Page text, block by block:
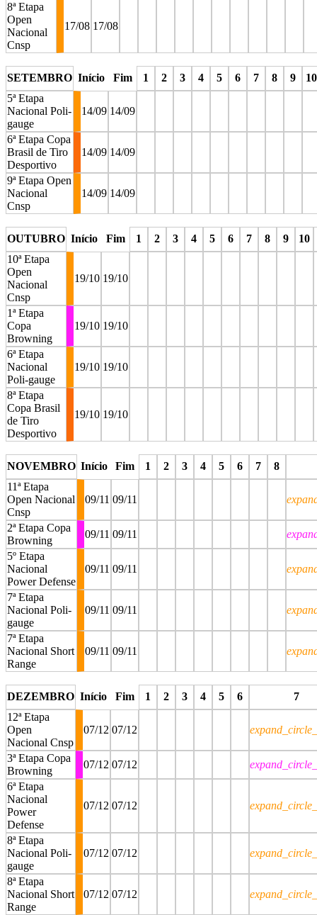
8ª Etapa
Open
Nacional
Cnsp
17/08 17/08
SETEMBRO Início Fim 1 2 3 4 5 6 7 8 9
10
5ª Etapa
Nacional Poli-
gauge
14/09 14/09
6ª Etapa Copa
Brasil de Tiro
Desportivo
14/09 14/09
9ª Etapa Open
Nacional
Cnsp
14/09 14/09
OUTUBRO Início Fim 1 2 3 4 5 6 7 8 9
10
10ª Etapa
Open
Nacional
Cnsp
19/10 19/10
1ª Etapa
Copa
Browning
19/10 19/10
6ª Etapa
Nacional
Poli-gauge
19/10 19/10
8ª Etapa
Copa Brasil
de Tiro
Desportivo
19/10 19/10
NOVEMBRO Início Fim 1 2 3 4 5 6 7
8
11ª Etapa
Open Nacional
Cnsp
09/11 09/11
2ª Etapa Copa
Browning
09/11 09/11
5º Etapa
Nacional
Power Defense
09/11 09/11
7ª Etapa
Nacional Poli-
gauge
09/11 09/11
7ª Etapa
Nacional Short
Range
09/11 09/11
DEZEMBRO Início Fim 1 2 3 4 5 6
7
12ª Etapa
Open
Nacional Cnsp
07/12 07/12
3ª Etapa Copa
Browning
07/12 07/12
6ª Etapa
Nacional
Power
Defense
07/12 07/12
8ª Etapa
Nacional Poli-
gauge
07/12 07/12
8ª Etapa
Nacional Short
Range
07/12 07/12